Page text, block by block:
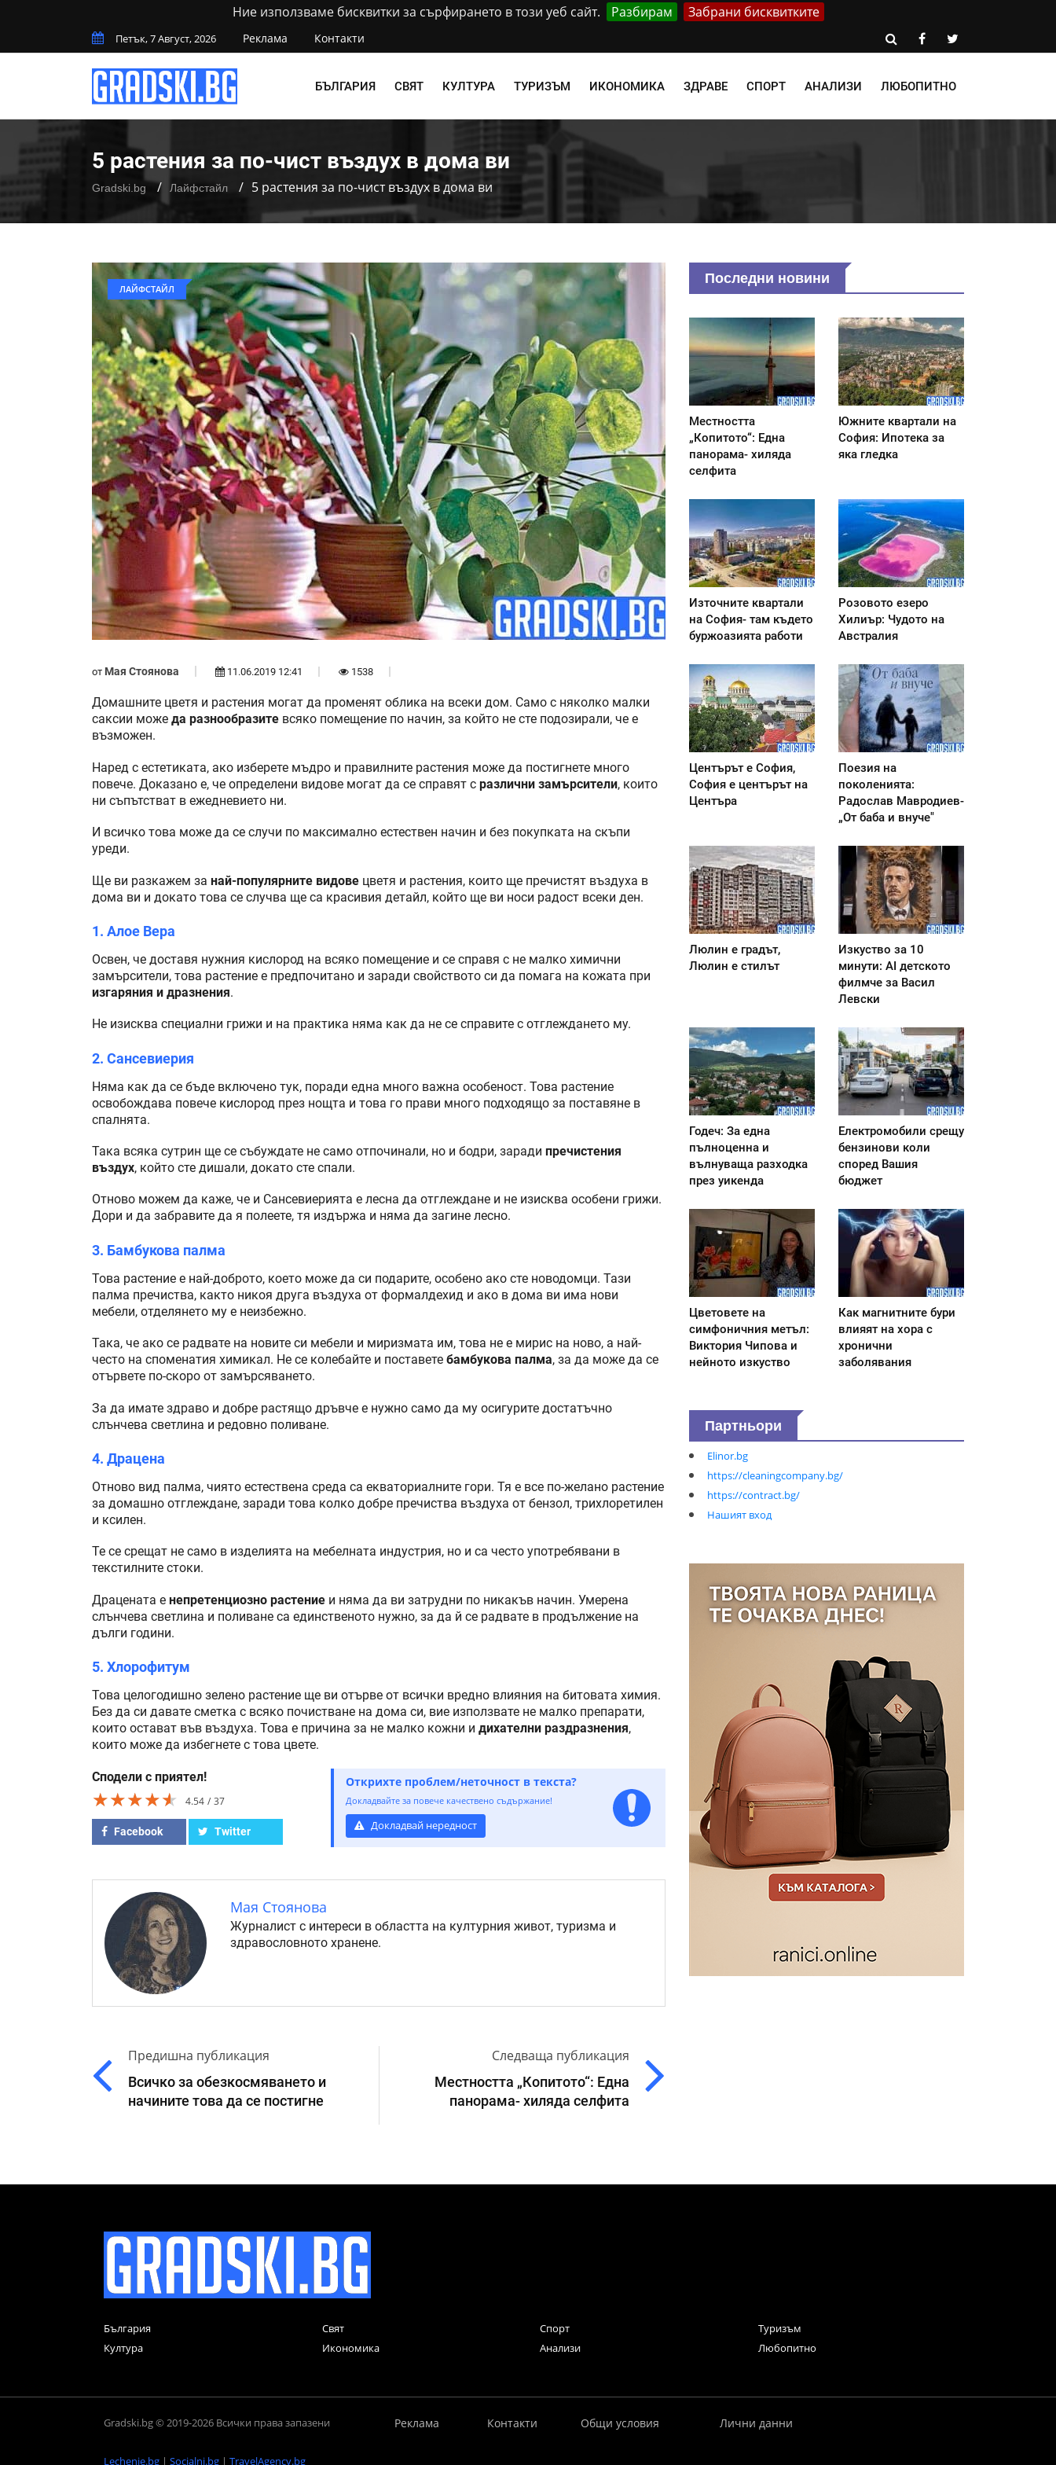
Ние използваме бисквитки за сърфирането в този уеб сайт. Разбирам Забрани бисквитките
Петък, 7 Август, 2026 Реклама Контакти
БЪЛГАРИЯ СВЯТ КУЛТУРА ТУРИЗЪМ ИКОНОМИКА ЗДРАВЕ СПОРТ АНАЛИЗИ ЛЮБОПИТНО
5 растения за по-чист въздух в дома ви
Gradski.bg Лайфстайл 5 растения за по-чист въздух в дома ви
ЛАЙФСТАЙЛ
от Мая Стоянова 11.06.2019 12:41 1538
Домашните цветя и растения могат да променят облика на всеки дом. Само с няколко малки
саксии може да разнообразите всяко помещение по начин, за който не сте подозирали, че е
възможен.
Наред с естетиката, ако изберете мъдро и правилните растения може да постигнете много
повече. Доказано е, че определени видове могат да се справят с различни замърсители, които
ни съпътстват в ежедневието ни.
И всичко това може да се случи по максимално естествен начин и без покупката на скъпи
уреди.
Ще ви разкажем за най-популярните видове цветя и растения, които ще пречистят въздуха в
дома ви и докато това се случва ще са красивия детайл, който ще ви носи радост всеки ден.
1. Алое Вера
Освен, че доставя нужния кислород на всяко помещение и се справя с не малко химични
замърсители, това растение е предпочитано и заради свойството си да помага на кожата при
изгаряния и дразнения.
Не изисква специални грижи и на практика няма как да не се справите с отглеждането му.
2. Сансевиерия
Няма как да се бъде включено тук, поради една много важна особеност. Това растение
освобождава повече кислород през нощта и това го прави много подходящо за поставяне в
спалнята.
Така всяка сутрин ще се събуждате не само отпочинали, но и бодри, заради пречистения
въздух, който сте дишали, докато сте спали.
Отново можем да каже, че и Сансевиерията е лесна да отглеждане и не изисква особени грижи.
Дори и да забравите да я полеете, тя издържа и няма да загине лесно.
3. Бамбукова палма
Това растение е най-доброто, което може да си подарите, особено ако сте новодомци. Тази
палма пречиства, както никоя друга въздуха от формалдехид и ако в дома ви има нови
мебели, отделянето му е неизбежно.
Така, че ако се радвате на новите си мебели и миризмата им, това не е мирис на ново, а най-
често на споменатия химикал. Не се колебайте и поставете бамбукова палма, за да може да се
отървете по-скоро от замърсяването.
За да имате здраво и добре растящо дръвче е нужно само да му осигурите достатъчно
слънчева светлина и редовно поливане.
4. Драцена
Отново вид палма, чиято естествена среда са екваториалните гори. Тя е все по-желано растение
за домашно отглеждане, заради това колко добре пречиства въздуха от бензол, трихлоретилен
и ксилен.
Те се срещат не само в изделията на мебелната индустрия, но и са често употребявани в
текстилните стоки.
Драцената е непретенциозно растение и няма да ви затрудни по никакъв начин. Умерена
слънчева светлина и поливане са единственото нужно, за да й се радвате в продължение на
дълги години.
5. Хлорофитум
Това целогодишно зелено растение ще ви отърве от всички вредно влияния на битовата химия.
Без да си давате сметка с всяко почистване на дома си, вие използвате не малко препарати,
които остават във въздуха. Това е причина за не малко кожни и дихателни раздразнения,
които може да избегнете с това цвете.
Сподели с приятел!
★★★★★
★★★★★
★★★★★ 4.54 37
Facebook Twitter
Открихте проблем/неточност в текста?
Докладвайте за повече качествено съдържание!
Докладвай нередност
Мая Стоянова
Журналист с интереси в областта на културния живот, туризма и
здравословното хранене.
Предишна публикация
Всичко за обезкосмяването и
начините това да се постигне
Следваща публикация
Местността „Копитото“: Една
панорама- хиляда селфита
Последни новини
Местността
„Копитото“: Една
панорама- хиляда
селфита
Южните квартали на
София: Ипотека за
яка гледка
Източните квартали
на София- там където
буржоазията работи
Розовото езеро
Хилиър: Чудото на
Австралия
Центърът е София,
София е центърът на
Центъра
Поезия на
поколенията:
Радослав Мавродиев-
„От баба и внуче"
Люлин е градът,
Люлин е стилът
Изкуство за 10
минути: AI детското
филмче за Васил
Левски
Годеч: За една
пълноценна и
вълнуваща разходка
през уикенда
Електромобили срещу
бензинови коли
според Вашия
бюджет
Цветовете на
симфоничния метъл:
Виктория Чипова и
нейното изкуство
Как магнитните бури
влияят на хора с
хронични
заболявания
Партньори
Elinor.bg
https://cleaningcompany.bg/
https://contract.bg/
Нашият вход
България Свят Спорт
Туризъм
Култура
Икономика Анализи Любопитно
Gradski.bg © 2019-2026 Всички права запазени Реклама Контакти Общи условия Лични данни
Lechenie.bg | Socialni.bg | TravelAgency.bg